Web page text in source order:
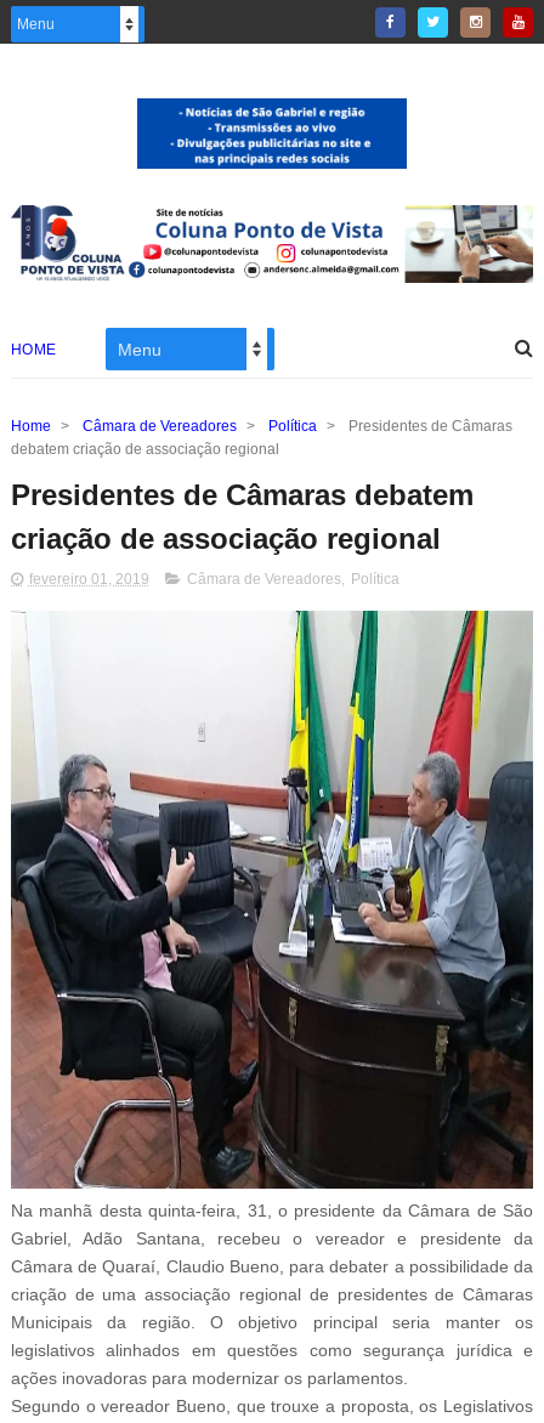
HOME
Home > Câmara de Vereadores > Política >
Presidentes de Câmaras
debatem criação de associação regional
Presidentes de Câmaras debatem
criação de associação regional
fevereiro 01, 2019 Câmara de Vereadores, Política
Na manhã desta quinta-feira, 31, o presidente da Câmara de São
Gabriel, Adão Santana, recebeu o vereador e presidente da
Câmara de Quaraí, Claudio Bueno, para debater a possibilidade da
criação de uma associação regional de presidentes de Câmaras
Municipais da região. O objetivo principal seria manter os
legislativos alinhados em questões como segurança jurídica e
ações inovadoras para modernizar os parlamentos.
Segundo o vereador Bueno, que trouxe a proposta, os Legislativos